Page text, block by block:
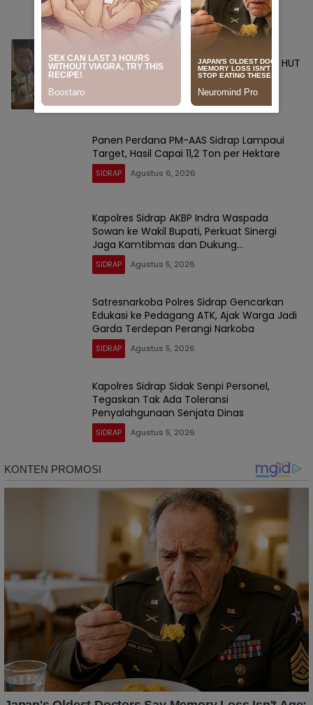
SIDRAP Agustus 6, 2026
Sidrap Gelar Donor Darah Semarakkan HUT
Ke-81 Kemerdekaan RI
Panen Perdana PM-AAS Sidrap Lampaui
Target, Hasil Capai 11,2 Ton per Hektare
SIDRAP Agustus 6, 2026
Kapolres Sidrap AKBP Indra Waspada
Sowan ke Wakil Bupati, Perkuat Sinergi
Jaga Kamtibmas dan Dukung
Pembangunan
SIDRAP Agustus 5, 2026
Satresnarkoba Polres Sidrap Gencarkan
Edukasi ke Pedagang ATK, Ajak Warga Jadi
Garda Terdepan Perangi Narkoba
SIDRAP Agustus 5, 2026
Kapolres Sidrap Sidak Senpi Personel,
Tegaskan Tak Ada Toleransi
Penyalahgunaan Senjata Dinas
SIDRAP Agustus 5, 2026